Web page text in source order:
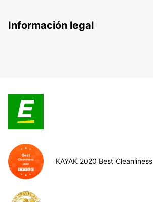
Información legal
KAYAK 2020 Best Cleanliness